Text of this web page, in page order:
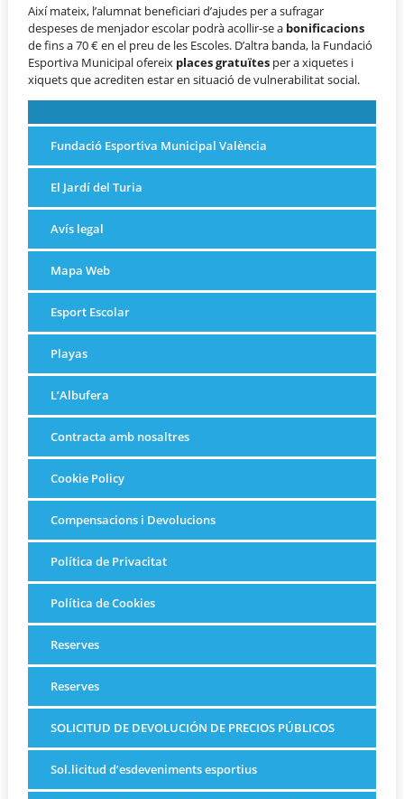
Així mateix, l’alumnat beneficiari d’ajudes per a sufragar
despeses de menjador escolar podrà acollir-se a bonificacions
de fins a 70 € en el preu de les Escoles. D’altra banda, la Fundació
Esportiva Municipal ofereix places gratuïtes per a xiquetes i
xiquets que acrediten estar en situació de vulnerabilitat social.
Fundació Esportiva Municipal València
El Jardí del Turia
Avís legal
Mapa Web
Esport Escolar
Playas
L’Albufera
Contracta amb nosaltres
Cookie Policy
Compensacions i Devolucions
Política de Privacitat
Política de Cookies
Reserves
Reserves
SOLICITUD DE DEVOLUCIÓN DE PRECIOS PÚBLICOS
Sol.licitud d’esdeveniments esportius